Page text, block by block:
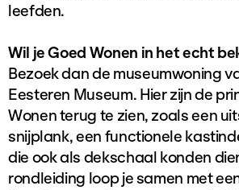
leefden.
Wil je Goed Wonen in het echt
Bezoek dan de museumwoning
Eesteren Museum. Hier zijn de
Wonen terug te zien, zoals een
snijplank, een functionele
die ook als dekschaal konden
rondleiding loop je samen met